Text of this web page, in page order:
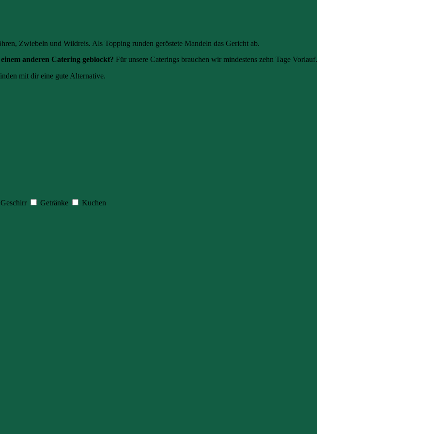
Zwiebeln und Wildreis. Als Topping runden geröstete Mandeln das Gericht ab.
anderen Catering geblockt? Für unsere Caterings brauchen wir mindestens zehn Tage Vorlauf.
mit dir eine gute Alternative.
Geschirr Getränke
Kuchen